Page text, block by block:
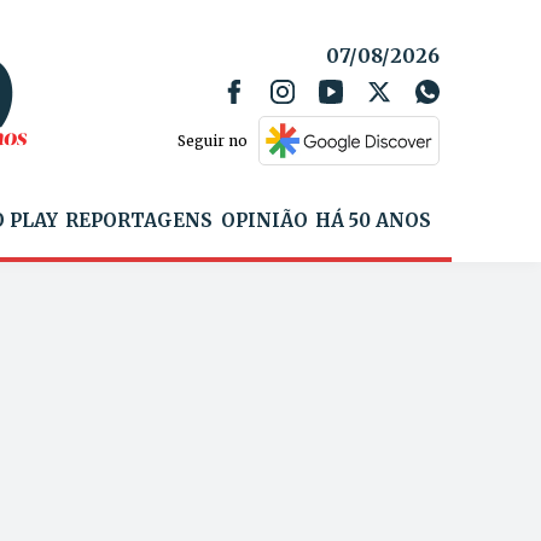
07/08/2026
Seguir no
PLAY REPORTAGENS OPINIÃO HÁ 50 ANOS